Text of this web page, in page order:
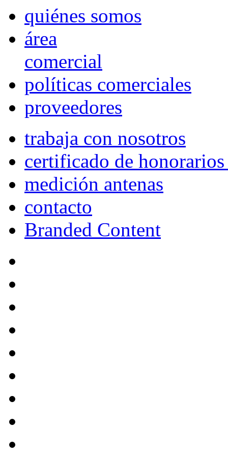
quiénes somos
área
comercial
políticas comerciales
proveedores
trabaja con nosotros
certificado de
medición antenas
contacto
Branded Content